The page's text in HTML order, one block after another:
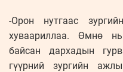
-Орон нутгаас
хуваариллаа. Өмнө
байсан дархадын
гүүрний зургийн